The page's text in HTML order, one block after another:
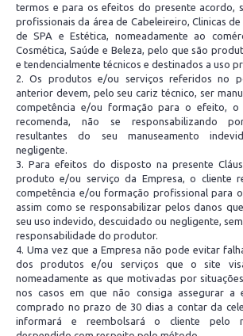
termos e para os efeitos do presente acordo,
profissionais da área de Cabeleireiro, Clinicas
de SPA e Estética, nomeadamente ao
Cosmética, Saúde e Beleza, pelo que são
e tendencialmente técnicos e destinados a uso
2. Os produtos e/ou serviços referidos no
anterior devem, pelo seu cariz técnico, ser
competência e/ou formação para o efeito, o
recomenda, não se responsabilizando
resultantes do seu manuseamento
negligente.
3. Para efeitos do disposto na presente
produto e/ou serviço da Empresa, o cliente
competência e/ou formação profissional para o
assim como se responsabilizar pelos danos
seu uso indevido, descuidado ou negligente,
responsabilidade do produtor.
4. Uma vez que a Empresa não pode evitar
dos produtos e/ou serviços que o site
nomeadamente as que motivadas por
nos casos em que não consiga assegurar a
comprado no prazo de 30 dias a contar da
informará e reembolsará o cliente pelo